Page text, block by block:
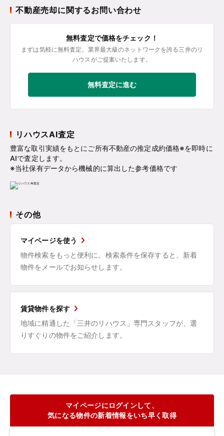
不動産売却に関するお問い合わせ
無料査定で価格をチェック！
まずは気軽に無料査定。業界最大級のネットワークを誇る三井のリ
ハウスがご提案いたします。
無料査定に進む
リハウスAI査定
豊富な取引実績をもとにご所有不動産の推定成約価格※を即時に
AIで査定します。
※当社保有データから機械的に算出した参考価格です
その他
マイページを使う
物件検索をもっと便利に。検索条件を保存すると、新着
物件をメールでお知らせします。
賃貸物件を探す
地域に精通した「三井のリハウス」専門スタッフが、選
りすぐりの物件をご紹介します。
マイページにログインして、
気になる物件の新着情報をいち早く取得